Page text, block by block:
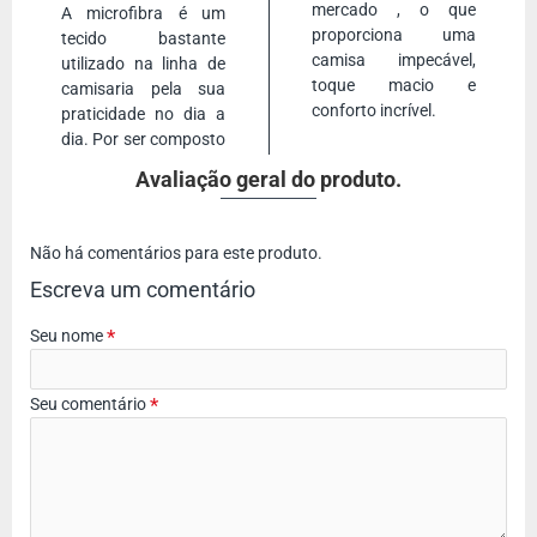
seu produto.
Você precisa ter uma camisa caqui casual
Se existe uma camisa que precisamos ter no guarda-roupas é
Camisa casual caqui. A camisa casual
para o dia-a-dia, seja para trabalho ou para o lazer. É uma
camisa de cor básica, tradicional, combina com praticamente
tudo. Use essa camisa casual para trabalho, reuniões, viagens
Camisas manga longa
A microfibra é um
tecido bastante
utilizado na linha de
camisaria pela sua
praticidade no dia a
dia. Por ser composto
mercado , o que
proporciona uma
camisa impecável,
toque macio e
conforto incrível.
Avaliação geral do produto.
Não há comentários para este produto.
Escreva um comentário
Seu nome
Seu comentário